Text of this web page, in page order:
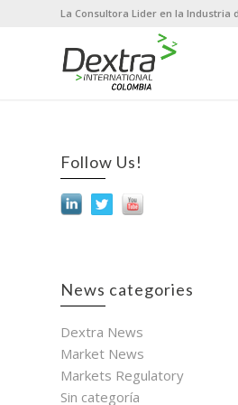
La Consultora Lider en la Industria
Follow Us!
News categories
Dextra News
Market News
Markets Regulatory
Sin categoría